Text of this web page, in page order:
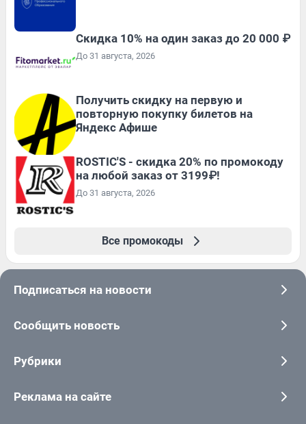
Скидка 10% на один заказ до 20 000 ₽
До 31 августа, 2026
Получить скидку на первую и
повторную покупку билетов на
Яндекс Афише
ROSTIC'S - скидка 20% по промокоду
на любой заказ от 3199₽!
До 31 августа, 2026
Все промокоды
Подписаться на новости
Сообщить новость
Рубрики
Реклама на сайте